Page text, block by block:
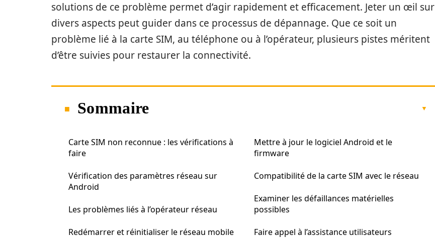
solutions de ce problème permet d’agir rapidement et efficacement. Jeter un œil sur
divers aspects peut guider dans ce processus de dépannage. Que ce soit un
problème lié à la carte SIM, au téléphone ou à l’opérateur, plusieurs pistes méritent
d’être suivies pour restaurer la connectivité.
Sommaire
Carte SIM non reconnue : les vérifications à
faire
Vérification des paramètres réseau sur
Android
Les problèmes liés à l’opérateur réseau
Redémarrer et réinitialiser le réseau mobile
Mettre à jour le logiciel Android et le
firmware
Compatibilité de la carte SIM avec le réseau
Examiner les défaillances matérielles
possibles
Faire appel à l’assistance utilisateurs